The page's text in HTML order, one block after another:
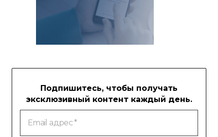
Подпишитесь, чтобы получать
эксклюзивный контент каждый день.
Email
адрес